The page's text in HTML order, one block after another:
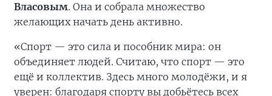
Власовым. Она и собрала множество
желающих начать день активно.
«Спорт — это сила и пособник мира: он
объединяет людей. Считаю, что спорт — это
ещё и коллектив. Здесь много молодёжи, и я
уверен: благодаря спорту вы добьётесь всех